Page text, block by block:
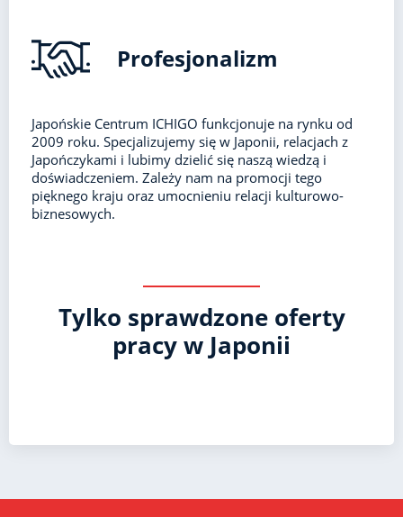
Profesjonalizm
Japońskie Centrum ICHIGO funkcjonuje na rynku od
2009 roku. Specjalizujemy się w Japonii, relacjach z
Japończykami i lubimy dzielić się naszą wiedzą i
doświadczeniem. Zależy nam na promocji tego
pięknego kraju oraz umocnieniu relacji kulturowo-
biznesowych.
Tylko sprawdzone oferty
pracy w Japonii